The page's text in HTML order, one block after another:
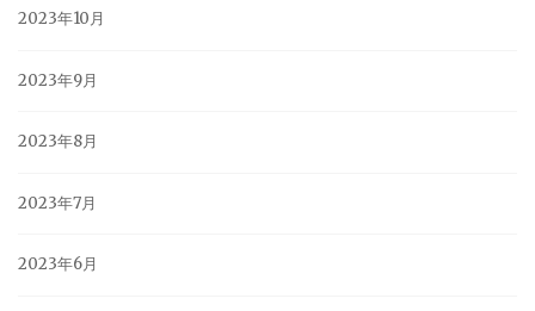
2023年10月
2023年9月
2023年8月
2023年7月
2023年6月